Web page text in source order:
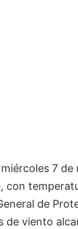
7
con
de
de viento